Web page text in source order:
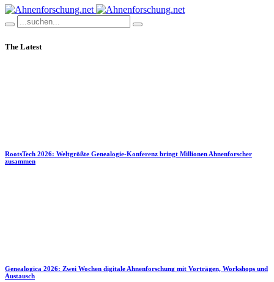
The Latest
RootsTech 2026: Weltgrößte Genealogie-Konferenz bringt Millionen Ahnenforscher
zusammen
Genealogica 2026: Zwei Wochen digitale Ahnenforschung mit Vorträgen, Workshops und
Austausch